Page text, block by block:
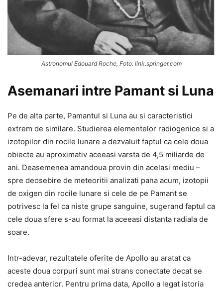
Astronomul Edouard Roche, Foto: link.springer.com
Asemanari intre Pamant si Luna
Pe de alta parte, Pamantul si Luna au si caracteristici
extrem de similare. Studierea elementelor radiogenice si a
izotopilor din rocile lunare a dezvaluit faptul ca cele doua
obiecte au aproximativ aceeasi varsta de 4,5 miliarde de
ani. Deasemenea amandoua provin din acelasi mediu –
spre deosebire de meteoritii analizati pana acum, izotopii
de oxigen din rocile lunare si cele de pe Pamant se
potrivesc la fel ca niste grupe sanguine, sugerand faptul ca
cele doua sfere s-au format la aceeasi distanta radiala de
soare.
Intr-adevar, rezultatele oferite de Apollo au aratat ca
aceste doua corpuri sunt mai strans conectate decat se
credea anterior. Pentru prima data, Apollo a legat istoria